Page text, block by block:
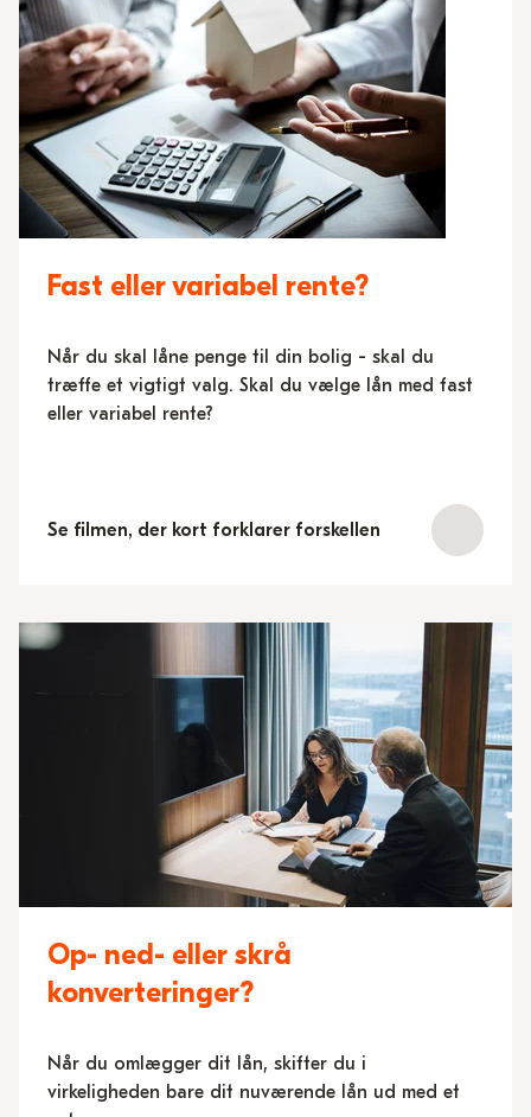
Fast eller variabel rente?
Når du skal låne penge til din bolig - skal du
træffe et vigtigt valg. Skal du vælge lån med fast
eller variabel rente?
Se filmen, der kort forklarer forskellen
Op- ned- eller skrå
konverteringer?
Når du omlægger dit lån, skifter du i
virkeligheden bare dit nuværende lån ud med et